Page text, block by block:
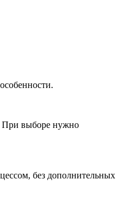
При выборе нужно
без дополнительных